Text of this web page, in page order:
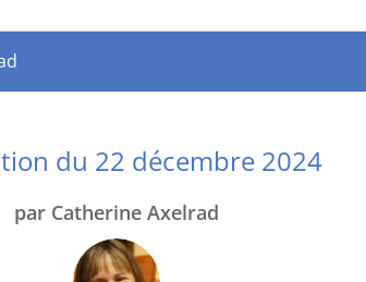
du 22 décembre 2024
par Catherine Axelrad